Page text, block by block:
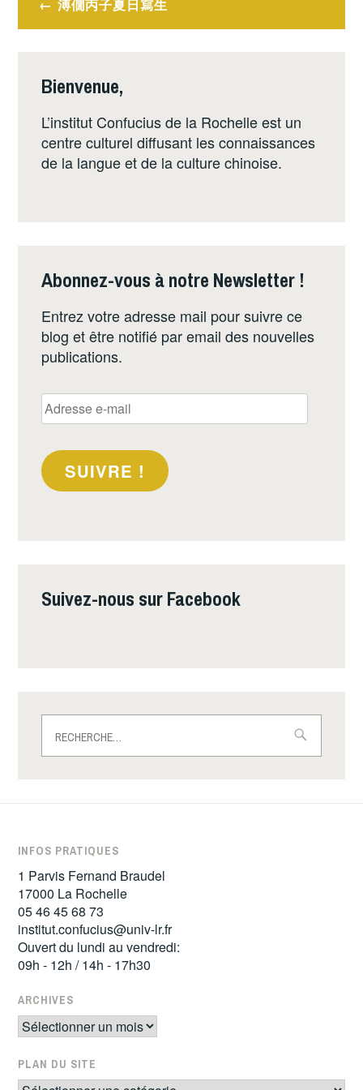
de
溥僩丙子夏日寫生
Bienvenue,
L’institut Confucius de la Rochelle est un
centre culturel diffusant les connaissances
de la langue et de la culture chinoise.
Abonnez-vous à notre Newsletter !
Entrez votre adresse mail pour suivre ce
blog et être notifié par email des nouvelles
publications.
Adresse
e-
SUIVRE !
Suivez-nous sur Facebook
INFOS PRATIQUES
1 Parvis Fernand Braudel
17000 La Rochelle
05 46 45 68 73
institut.confucius@univ-lr.fr
Ouvert du lundi au vendredi:
09h - 12h / 14h - 17h30
ARCHIVES
Archives
PLAN DU SITE